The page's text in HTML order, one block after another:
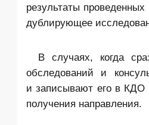
результаты
дублирующее
В случаях, когда
обследований и
и записывают его в КДО
получения направления.